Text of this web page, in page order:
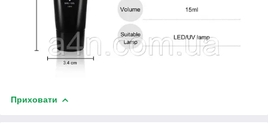
Приховати